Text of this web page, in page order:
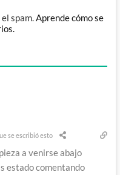
spam.Aprende cómo se
se escribió esto
a venirse abajo
estado comentando